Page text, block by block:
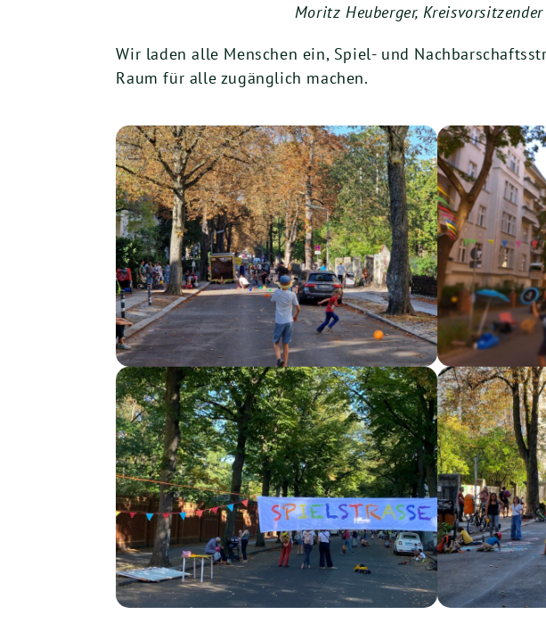
Moritz Heuberger,
Wir laden alle Menschen ein, Spiel- und
Raum für alle zugänglich machen.